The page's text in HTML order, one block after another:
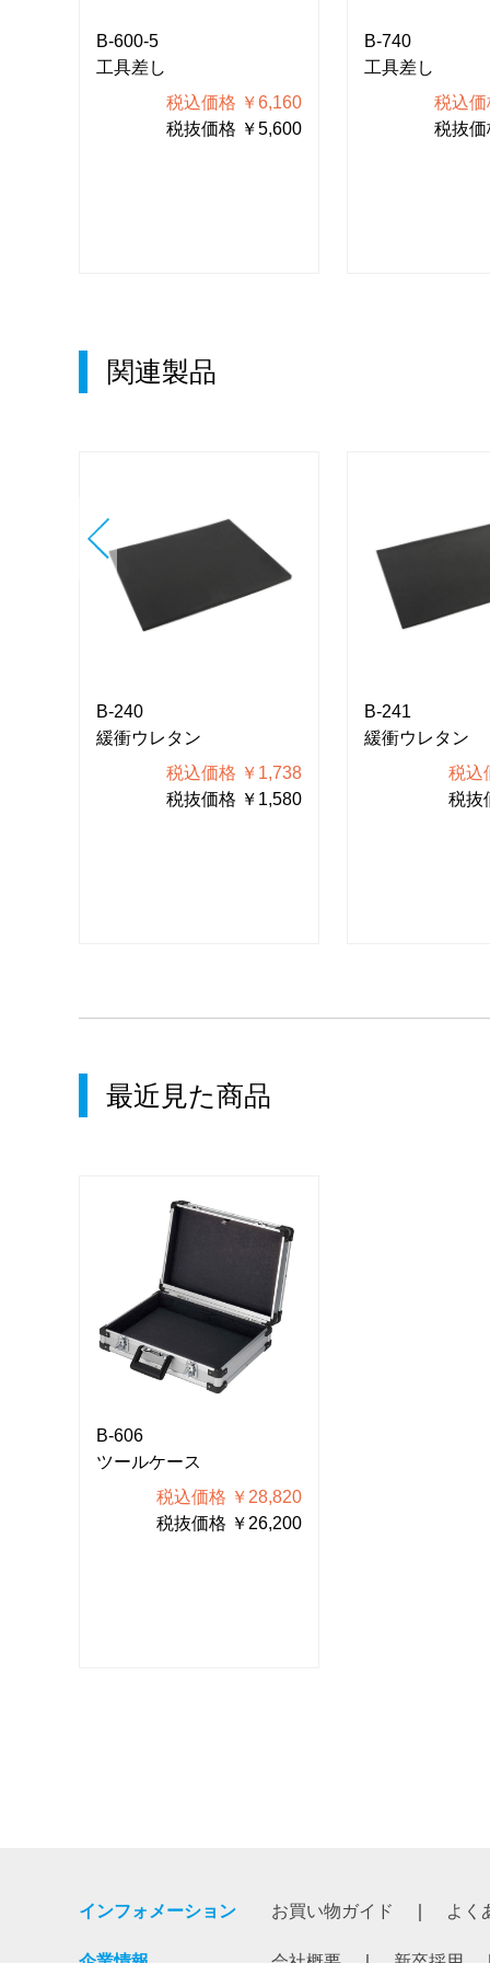
B-600-5
工具差し
税込価格 ￥6,160
税抜価格 ￥5,600
B-740
工具差し
税込
税抜
関連製品
B-240
緩衝ウレタン
税込価格 ￥1,738
税抜価格 ￥1,580
B-241
緩衝ウレタン
税込
税抜
最近見た商品
B-606
ツールケース
税込価格 ￥28,820
税抜価格 ￥26,200
インフォメーション お買い物ガイド よく